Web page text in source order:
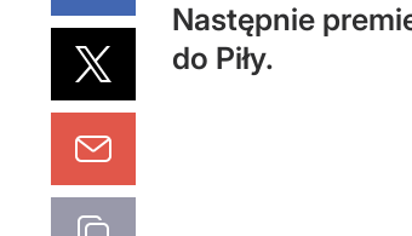
Następnie
do Piły.